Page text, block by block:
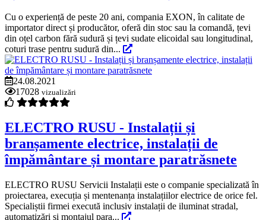
Cu o experiență de peste 20 ani, compania EXON, în calitate de
importator direct și producător, oferă din stoc sau la comandă, țevi
din oțel carbon fără sudură și țevi sudate elicoidal sau longitudinal,
coturi trase pentru sudură din...
24.08.2021
17028 vizualizări
ELECTRO RUSU - Instalații și
branșamente electrice, instalații de
împământare și montare paratrăsnete
ELECTRO RUSU Servicii Instalații este o companie specializată în
proiectarea, execuția și mentenanța instalațiilor electrice de orice fel.
Specialiștii firmei execută inclusiv instalații de iluminat stradal,
automatizări și montajul para...